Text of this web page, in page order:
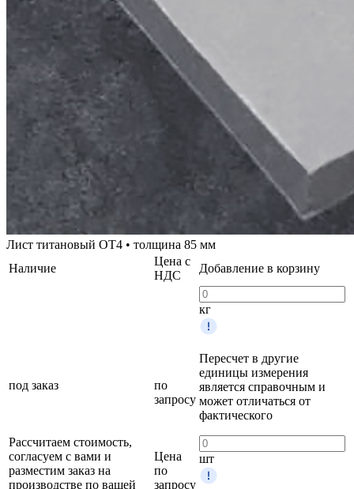
Лист титановый ОТ4 • толщина 85 мм
Наличие
Цена с
НДС
Добавление в корзину
под заказ
Рассчитаем стоимость,
согласуем с вами и
разместим заказ на
производстве по вашей
по
запросу
Цена
по
запросу
кг
Пересчет в другие
единицы измерения
является справочным и
может отличаться от
фактического
шт